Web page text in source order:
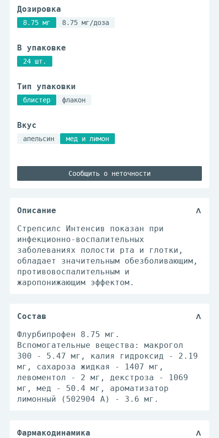
Дозировка
8.75 мг 8.75 мг/доза
В упаковке
24 шт.
Тип упаковки
блистер флакон
Вкус
апельсин мед и лимон
Сообщить о неточности
Описание
Стрепсилс Интенсив показан при
инфекционно-воспалительных
заболеваниях полости рта и глотки,
обладает значительным обезболивающим,
противовоспалительным и
жаропонижающим эффектом.
Состав
Флурбипрофен 8.75 мг.
Вспомогательные вещества: макрогол
300 - 5.47 мг, калия гидроксид - 2.19
мг, сахароза жидкая - 1407 мг,
левоментол - 2 мг, декстроза - 1069
мг, мед - 50.4 мг, ароматизатор
лимонный (502904 А) - 3.6 мг.
Фармакодинамика